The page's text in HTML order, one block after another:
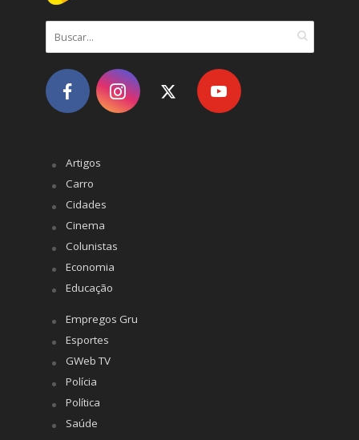
Artigos
Carro
Cidades
Cinema
Colunistas
Economia
Educação
Empregos Gru
Esportes
GWeb TV
Polícia
Política
Saúde